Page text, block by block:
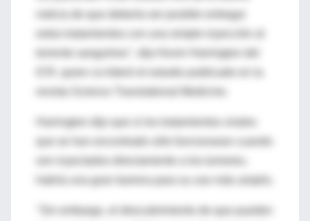
noticia de que debería ser posible entregar
torrente sanguíneo", dijo Kevin Harrington del
Harrington dijo que si los tratamientos virales
"Sin embargo, el descubrimiento de que pueden